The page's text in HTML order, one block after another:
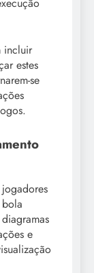
incluir
estes
se
e